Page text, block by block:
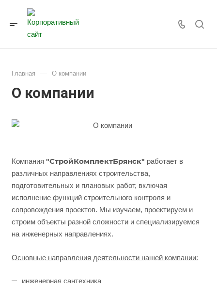
Главная — О компании
О компании
Компания "СтройКомплектБрянск" работает в
различных направлениях строительства,
подготовительных и плановых работ, включая
исполнение функций строительного контроля и
сопровождения проектов. Мы изучаем, проектируем и
строим объекты разной сложности и специализируемся
на инженерных направлениях.
Основные направления деятельности нашей компании:
инженерная сантехника